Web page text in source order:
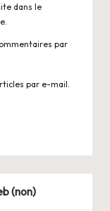
dans le
par
par e-mail.
(non)